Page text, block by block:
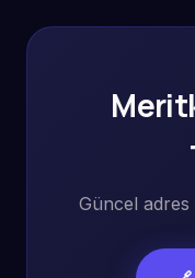
Güncel adres